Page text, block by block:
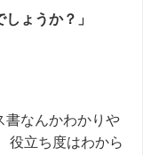
ょうか？」
書なんかわかりや
役立ち度はわから